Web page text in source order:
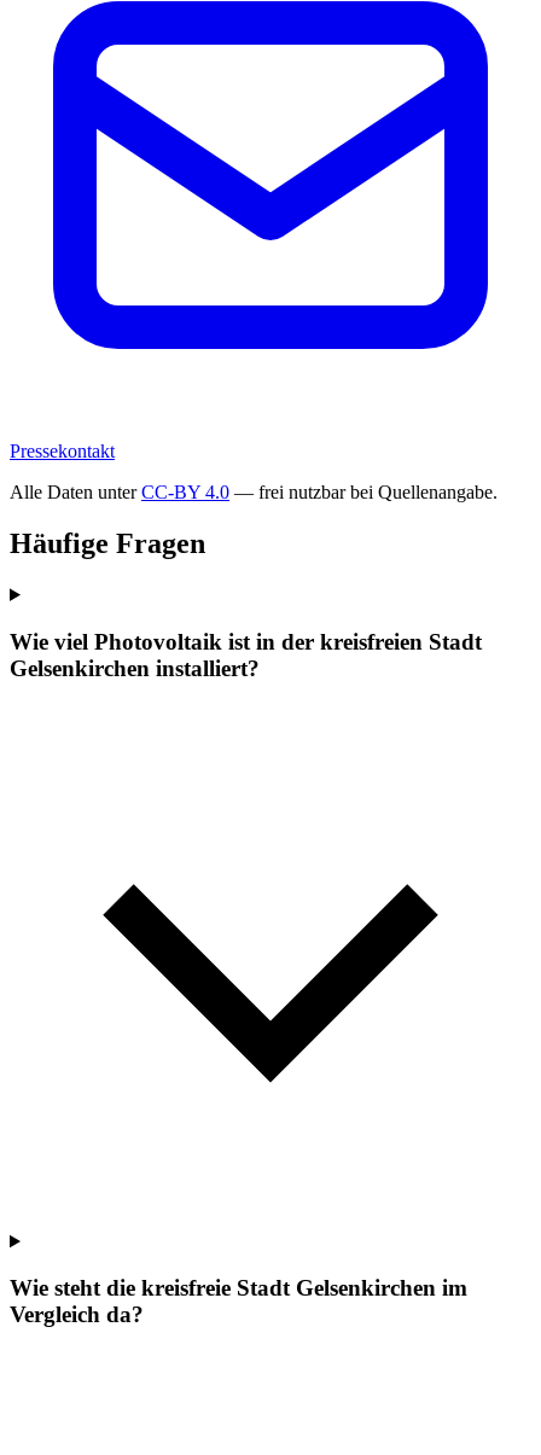
Pressekontakt
Alle Daten unterCC-BY 4.0 — frei nutzbar bei Quellenangabe.
Häufige Fragen
Wie viel Photovoltaik ist in der kreisfreien Stadt
Gelsenkirchen installiert?
Wie steht die kreisfreie Stadt Gelsenkirchen im
Vergleich da?